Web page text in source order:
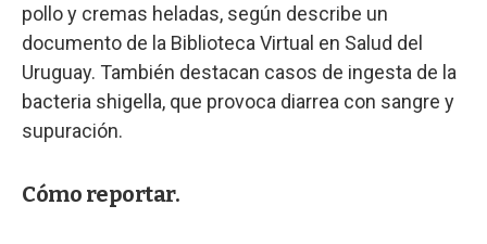
pollo y cremas heladas, según describe un
documento de la Biblioteca Virtual en Salud del
Uruguay. También destacan casos de ingesta de la
bacteria shigella, que provoca diarrea con sangre y
supuración.
Cómo reportar.